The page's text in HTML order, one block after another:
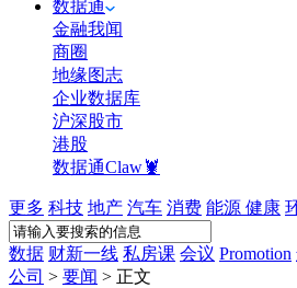
数据通
金融我闻
商圈
地缘图志
企业数据库
沪深股市
港股
数据通Claw🦞
更多 科技 地产 汽车 消费 能源 健康
数据 财新一线 私房课 会议 Promotion
公司 > 要闻 > 正文